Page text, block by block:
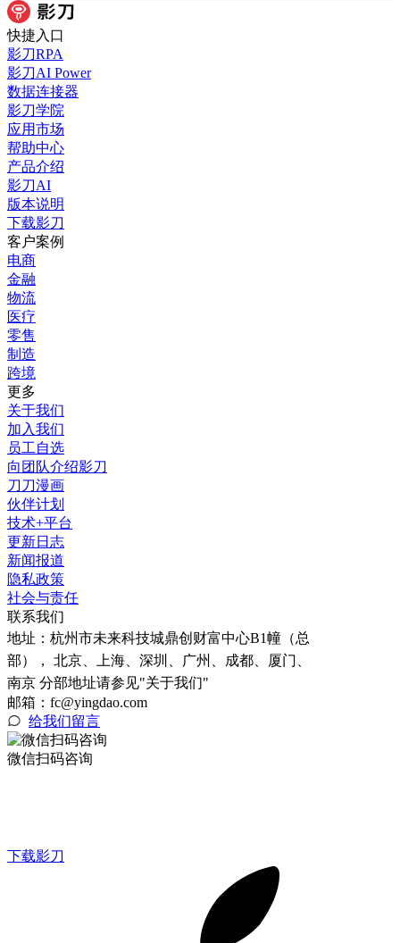
快捷入口
影刀RPA
影刀AI Power
数据连接器
影刀学院
应用市场
帮助中心
产品介绍
影刀AI
版本说明
下载影刀
客户案例
电商
金融
物流
医疗
零售
制造
跨境
更多
关于我们
加入我们
员工自选
向团队介绍影刀
刀刀漫画
伙伴计划
技术+平台
更新日志
新闻报道
隐私政策
社会与责任
联系我们
地址： 杭州市未来科技城鼎创财富中心B1幢（总
部）， 北京、上海、深圳、广州、成都、厦门、
南京 分部地址请参见"关于我们"
邮箱：fc@yingdao.com
给我们留言
微信扫码咨询
下载影刀